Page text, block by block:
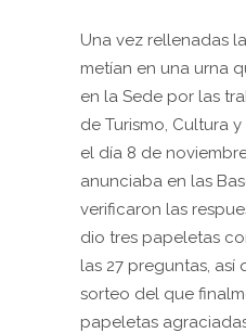
Una vez rellenadas
metían en una urna
en la Sede por las
de Turismo, Cultura
el día 8 de
anunciaba en las
verificaron las
dio tres papeletas
las 27 preguntas,
sorteo del que
papeletas